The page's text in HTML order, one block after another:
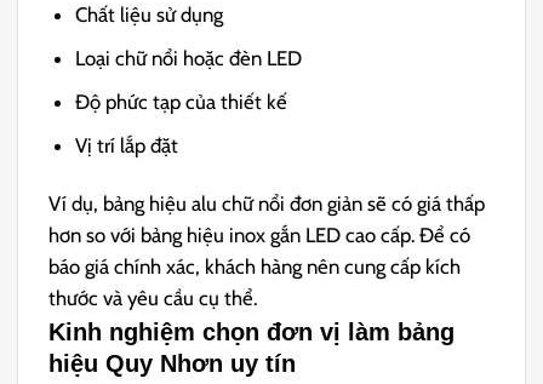
Chất liệu sử dụng
Loại chữ nổi hoặc đèn LED
Độ phức tạp của thiết kế
Vị trí lắp đặt
Ví dụ, bảng hiệu alu chữ nổi đơn giản sẽ có giá thấp
hơn so với bảng hiệu inox gắn LED cao cấp. Để có
báo giá chính xác, khách hàng nên cung cấp kích
thước và yêu cầu cụ thể.
Kinh nghiệm chọn đơn vị làm bảng
hiệu Quy Nhơn uy tín